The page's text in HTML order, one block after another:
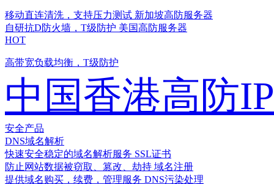
移动直连清洗，支持压力测试 新加坡高防服务器
自研抗D防火墙，T级防护 美国高防服务器
HOT
高带宽负载均衡，T级防护
中国香港高防IP
安全产品
DNS域名解析
快速安全稳定的域名解析服务 SSL证书
防止网站数据被窃取、篡改、劫持 域名注册
提供域名购买，续费，管理服务 DNS污染处理